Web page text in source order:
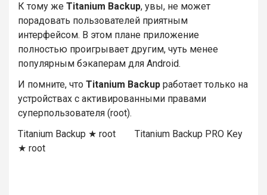
К тому же Titanium Backup, увы, не может
порадовать пользователей приятным
интерфейсом. В этом плане приложение
полностью проигрывает другим, чуть менее
популярным бэкаперам для Android.
И помните, что Titanium Backup работает только на
устройствах с активированными правами
суперпользователя (root).
Titanium Backup ★ root Titanium Backup PRO Key
★ root